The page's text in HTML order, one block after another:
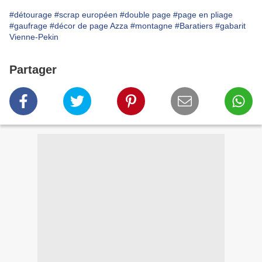
#détourage #scrap européen #double page #page en pliage
#gaufrage #décor de page Azza #montagne #Baratiers #gabarit
Vienne-Pekin
Partager